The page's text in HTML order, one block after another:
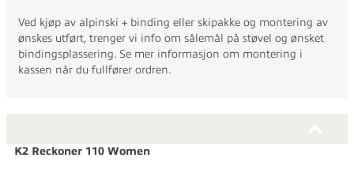
Ved kjøp av alpinski + binding eller skipakke og montering av
ønskes utført, trenger vi info om sålemål på støvel og ønsket
bindingsplassering. Se mer informasjon om montering i
kassen når du fullfører ordren.
K2 Reckoner 110 Women